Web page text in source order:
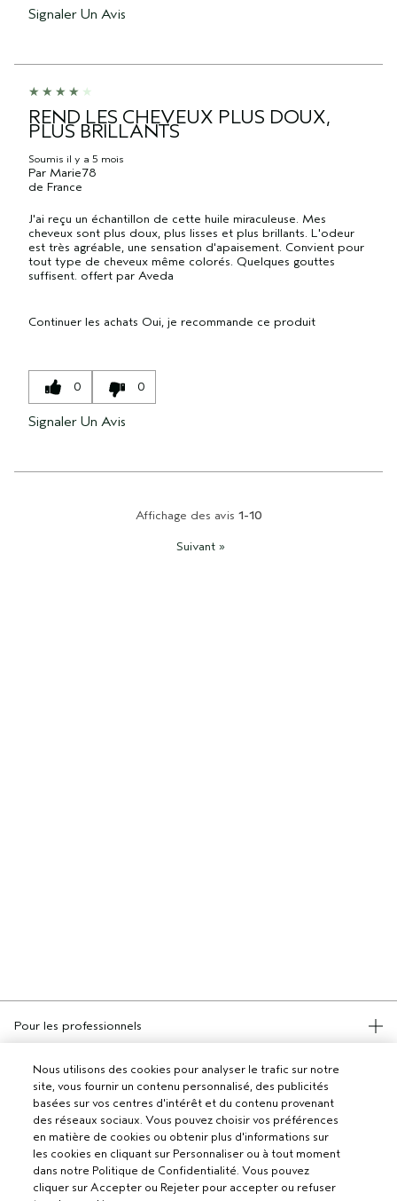
Signaler Un Avis
REND LES CHEVEUX PLUS DOUX,
PLUS BRILLANTS
Soumis il y a 5 mois
Par Marie78
de France
J'ai reçu un échantillon de cette huile miraculeuse. Mes
cheveux sont plus doux, plus lisses et plus brillants. L'odeur
est très agréable, une sensation d'apaisement. Convient pour
tout type de cheveux même colorés. Quelques gouttes
suffisent. offert par Aveda
Continuer les achats Oui, je recommande ce produit
0 0
Signaler Un Avis
Affichage des avis 1-10
Suivant »
Pour les professionnels
Besoin d’aide ?
SUIVRE MA COMMANDE
APPELEZ LE +3228085049
PARLEZ-NOUS
SERVICE CLIENT
CONTACTER LE FABRICANT
RETOURS ET ÉCHANGES
Politique de confidentialité
CONDITIONS DE VENTE
CONDITIONS D’UTILISATION
POLITIQUE DE CONFIDENTIALITÉ
Nous utilisons des cookies pour analyser le trafic sur notre
site, vous fournir un contenu personnalisé, des publicités
basées sur vos centres d'intérêt et du contenu provenant
des réseaux sociaux. Vous pouvez choisir vos préférences
en matière de cookies ou obtenir plus d'informations sur
les cookies en cliquant sur Personnaliser ou à tout moment
dans notre Politique de Confidentialité. Vous pouvez
cliquer sur Accepter ou Rejeter pour accepter ou refuser